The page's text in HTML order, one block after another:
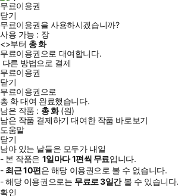
무료이용권
닫기
무료이용권을 사용하시겠습니까?
사용 가능 : 장
<>부터 총화
무료이용권으로 대여합니다.
다른 방법으로 결제
무료이용권
닫기
무료이용권으로
총 화대여 완료했습니다.
남은 작품 : 총화(원)
남은 작품 결제하기 대여한 작품 바로보기
도움말
닫기
남아 있는 날들은 모두가 내일
- 본 작품은 1일마다1편씩 무료입니다.
- 최근10편은 해당 이용권으로 볼 수 없습니다.
- 해당 이용권으로는 무료로3일간볼 수 있습니다.
확인